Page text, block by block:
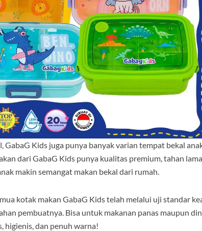
GabaG Kids juga punya banyak varian tempat bekal
dari GabaG Kids punya kualitas premium, tahan
makin semangat makan bekal dari rumah.
kotak makan GabaG Kids telah melalui uji standar
pembuatnya. Bisa untuk makanan panas maupun
higienis, dan penuh warna!